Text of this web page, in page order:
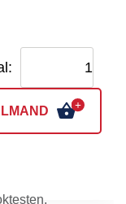
voor
FP-
poederrook
,